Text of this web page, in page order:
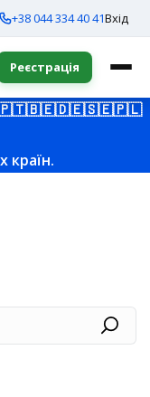
+38 044 334 40 41Вхід
Реєстрація
🇧🇪🇩🇪🇸🇪🇵🇱
країн.